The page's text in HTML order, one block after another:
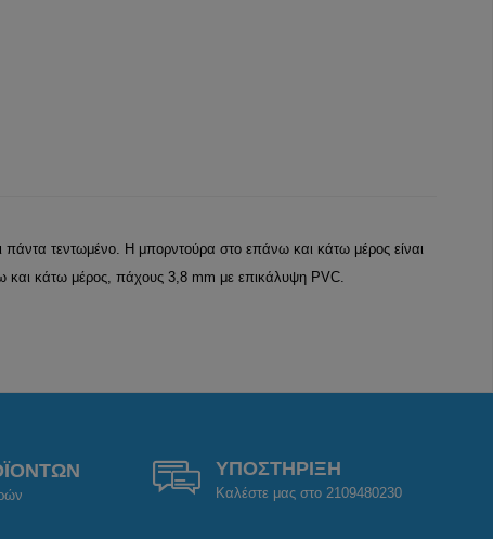
τεντωμένο. Η μπορντούρα στο επάνω και κάτω μέρος είναι
και κάτω μέρος, πάχους 3,8 mm με επικάλυψη PVC.
ΥΠΟΣΤΗΡΙΞΗ
Καλέστε μας στο 2109480230